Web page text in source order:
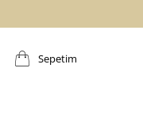
Sepetim